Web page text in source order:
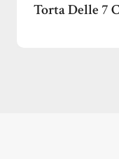
Torta Delle 7